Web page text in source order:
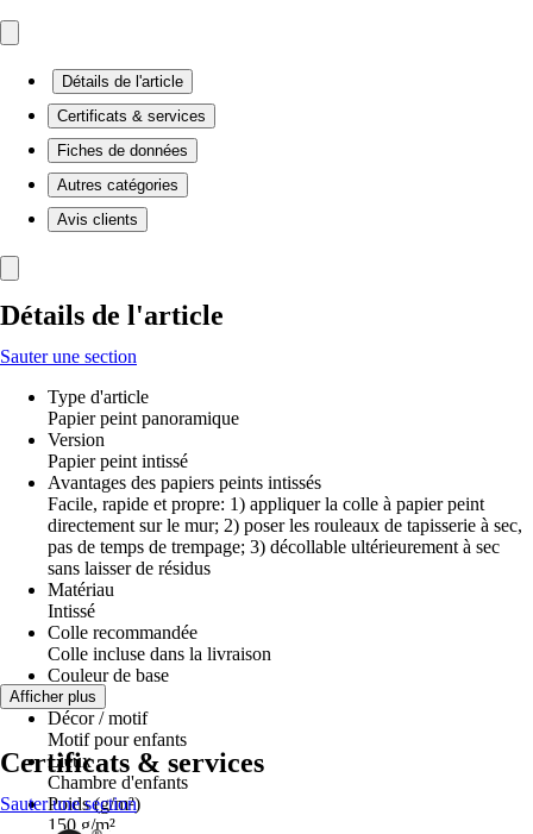
Détails de l'article
Certificats & services
Fiches de données
Autres catégories
Avis clients
Détails de l'article
Sauter une section
Type d'article
Papier peint panoramique
Version
Papier peint intissé
Avantages des papiers peints intissés
Facile, rapide et propre: 1) appliquer la colle à papier peint
directement sur le mur; 2) poser les rouleaux de tapisserie à sec,
pas de temps de trempage; 3) décollable ultérieurement à sec
sans laisser de résidus
Matériau
Intissé
Colle recommandée
Colle incluse dans la livraison
Couleur de base
Beige
Décor / motif
Motif pour enfants
Lieux
Chambre d'enfants
Poids (g/m²)
150 g/m²
Afficher plus
Certificats & services
Sauter une section